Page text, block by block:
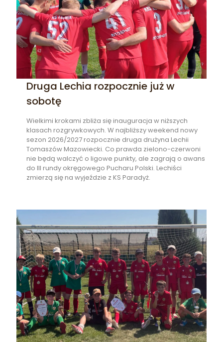
Druga Lechia rozpocznie już w
sobotę
Wielkimi krokami zbliża się inauguracja w niższych
klasach rozgrywkowych. W najbliższy weekend nowy
sezon 2026/2027 rozpocznie druga drużyna Lechii
Tomaszów Mazowiecki. Co prawda zielono-czerwoni
nie będą walczyć o ligowe punkty, ale zagrają o awans
do III rundy okręgowego Pucharu Polski. Lechiści
zmierzą się na wyjeździe z KS Paradyż.